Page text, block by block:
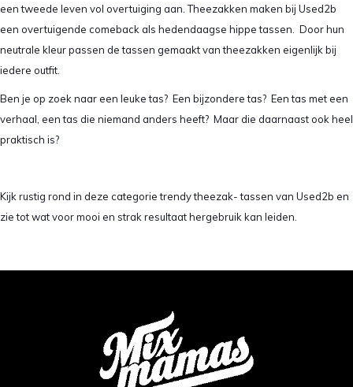
een tweede leven vol overtuiging aan. Theezakken maken bij Used2b
een overtuigende comeback als hedendaagse hippe tassen. Door hun
neutrale kleur passen de tassen gemaakt van theezakken eigenlijk bij
iedere outfit.
Ben je op zoek naar een leuke tas? Een bijzondere tas? Een tas met een
verhaal, een tas die niemand anders heeft? Maar die daarnaast ook heel
praktisch is?
Kijk rustig rond in deze categorie trendy theezak- tassen van Used2b en
zie tot wat voor mooi en strak resultaat hergebruik kan leiden.